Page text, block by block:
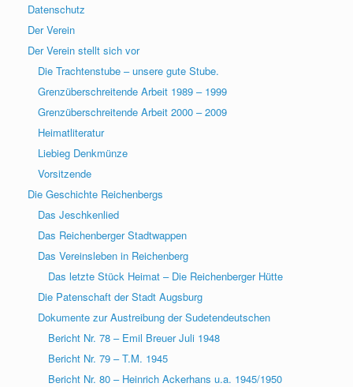
Datenschutz
Der Verein
Der Verein stellt sich vor
Die Trachtenstube – unsere gute Stube.
Grenzüberschreitende Arbeit 1989 – 1999
Grenzüberschreitende Arbeit 2000 – 2009
Heimatliteratur
Liebieg Denkmünze
Vorsitzende
Die Geschichte Reichenbergs
Das Jeschkenlied
Das Reichenberger Stadtwappen
Das Vereinsleben in Reichenberg
Das letzte Stück Heimat – Die Reichenberger Hütte
Die Patenschaft der Stadt Augsburg
Dokumente zur Austreibung der Sudetendeutschen
Bericht Nr. 78 – Emil Breuer Juli 1948
Bericht Nr. 79 – T.M. 1945
Bericht Nr. 80 – Heinrich Ackerhans u.a. 1945/1950